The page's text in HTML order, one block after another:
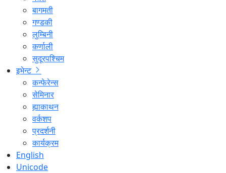
बागमती
गण्डकी
लुम्बिनी
कर्णाली
सुदूरपश्चिम
इभेन्ट
कन्फेरेन्स
सेमिनार
ह्याकाथन
वर्कशप
प्रदर्शनी
कार्यक्रम
English
Unicode